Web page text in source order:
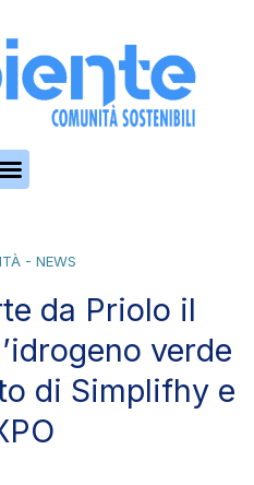
- NEWS
da Priolo il
verde
di Simplifhy e